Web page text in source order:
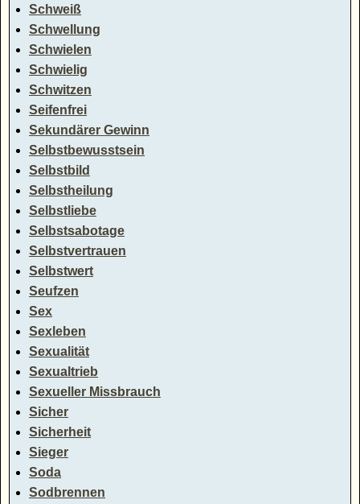
Schweiß
Schwellung
Schwielen
Schwielig
Schwitzen
Seifenfrei
Sekundärer Gewinn
Selbstbewusstsein
Selbstbild
Selbstheilung
Selbstliebe
Selbstsabotage
Selbstvertrauen
Selbstwert
Seufzen
Sex
Sexleben
Sexualität
Sexualtrieb
Sexueller Missbrauch
Sicher
Sicherheit
Sieger
Soda
Sodbrennen